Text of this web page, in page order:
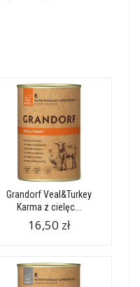
Grandorf Veal&Turkey
Karma z cielęc...
16,50 zł